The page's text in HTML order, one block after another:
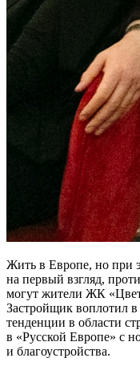
Жить в Европе, но при
на первый взгляд,
могут жители ЖК
Застройщик воплотил
тенденции в области
в «Русской Европе» с
и благоустройства.